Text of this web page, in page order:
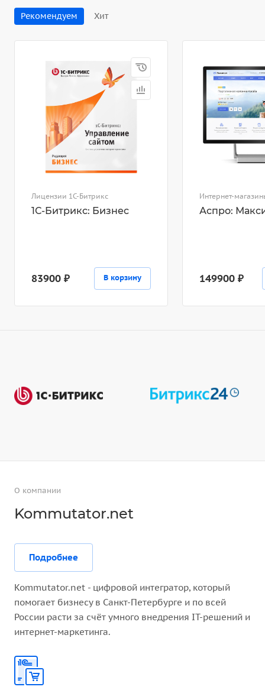
Рекомендуем Хит
Лицензии 1С-Битрикс
1С-Битрикс: Бизнес
83900 ₽ В корзину
Интернет-
Аспро:
149900 ₽
О компании
Kommutator.net
Подробнее
Kommutator.net - цифровой интегратор, который
помогает бизнесу в Санкт-Петербурге и по всей
России расти за счёт умного внедрения IT-решений и
интернет-маркетинга.